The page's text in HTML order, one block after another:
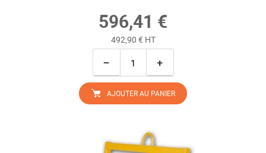
596,41 €
492,90 € HT
− +
AJOUTER AU PANIER